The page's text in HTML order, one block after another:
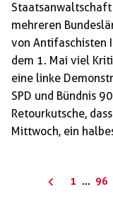
Staatsanwaltschaft
mehreren
von Antifaschisten
dem 1. Mai viel
eine linke
SPD und Bündnis
Retourkutsche,
Mittwoch, ein
Thüringen,1 … 96